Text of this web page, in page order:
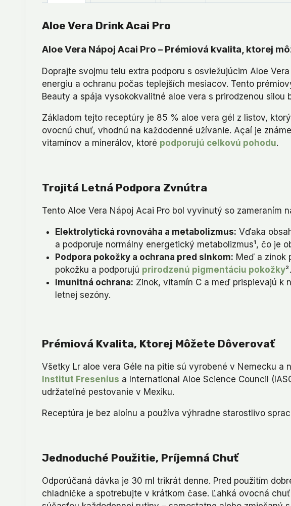
Aloe Vera Drink Acai Pro
Aloe Vera Nápoj Acai Pro – Prémiová kvalita, ktorej
Doprajte svojmu telu extra podporu s osviežujúcim Aloe
energiu a ochranu počas teplejších mesiacov. Tento
Beauty a spája vysokokvalitné aloe vera s prirodzenou
Základom tejto receptúry je 85 % aloe vera gél z listov,
ovocnú chuť, vhodnú na každodenné užívanie. Açaí je
vitamínov a minerálov, ktoré podporujú celkovú pohodu.
Trojitá Letná Podpora Zvnútra
Tento Aloe Vera Nápoj Acai Pro bol vyvinutý so zameraním
Elektrolytická rovnováha a metabolizmus: Vďaka
a podporuje normálny energetický metabolizmus¹, čo je
Podpora pokožky a ochrana pred slnkom: Meď a zinok
pokožku a podporujú prirodzenú pigmentáciu pokožky².
Imunitná ochrana: Zinok, vitamín C a meď prispievajú k
letnej sezóny.
Prémiová Kvalita, Ktorej Môžete Dôverovať
Všetky Lr aloe vera Géle na pitie sú vyrobené v Nemecku
Institut Fresenius a International Aloe Science Council
udržateľné pestovanie v Mexiku.
Receptúra je bez aloínu a používa výhradne starostlivo
Jednoduché Použitie, Príjemná Chuť
Odporúčaná dávka je 30 ml trikrát denne. Pred použitím
chladničke a spotrebujte v krátkom čase. Ľahká ovocná